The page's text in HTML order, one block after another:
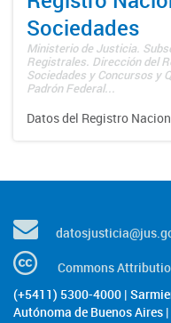
Sociedades
Ministerio de Justicia.
Registrales. Dirección del
Sociedades y Concursos y
Padrón Federal...
Datos del Registro
Commons
(+5411) 5300-4000 |
Autónoma de Buenos Aires